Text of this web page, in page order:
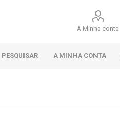
A Minha conta
PESQUISAR A MINHA CONTA